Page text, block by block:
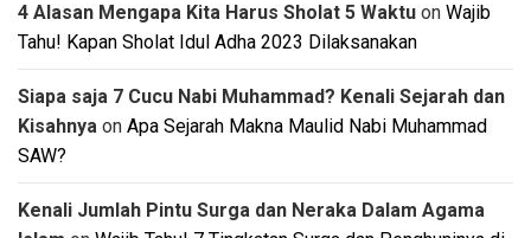
4 Alasan Mengapa Kita Harus Sholat 5 Waktu on Wajib
Tahu! Kapan Sholat Idul Adha 2023 Dilaksanakan
Siapa saja 7 Cucu Nabi Muhammad? Kenali Sejarah dan
Kisahnya on Apa Sejarah Makna Maulid Nabi Muhammad
SAW?
Kenali Jumlah Pintu Surga dan Neraka Dalam Agama